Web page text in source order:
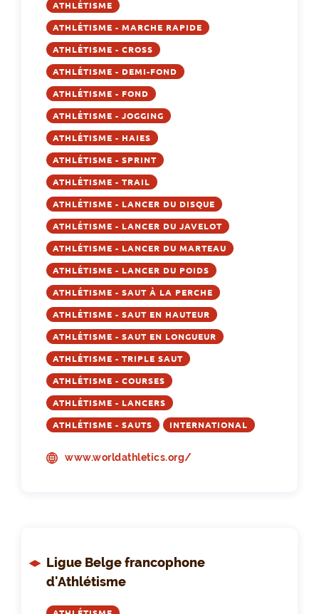
ATHLÉTISME
ATHLÉTISME - MARCHE RAPIDE
ATHLÉTISME - CROSS
ATHLÉTISME - DEMI-FOND
ATHLÉTISME - FOND
ATHLÉTISME - JOGGING
ATHLÉTISME - HAIES
ATHLÉTISME - SPRINT
ATHLÉTISME - TRAIL
ATHLÉTISME - LANCER DU DISQUE
ATHLÉTISME - LANCER DU JAVELOT
ATHLÉTISME - LANCER DU MARTEAU
ATHLÉTISME - LANCER DU POIDS
ATHLÉTISME - SAUT À LA PERCHE
ATHLÉTISME - SAUT EN HAUTEUR
ATHLÉTISME - SAUT EN LONGUEUR
ATHLÉTISME - TRIPLE SAUT
ATHLÉTISME - COURSES
ATHLÉTISME - LANCERS
ATHLÉTISME - SAUTS INTERNATIONAL
www.worldathletics.org/
Ligue Belge francophone
d'Athlétisme